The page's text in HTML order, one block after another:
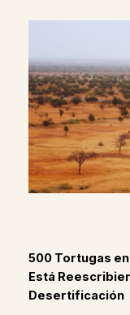
500 Tortugas
Está
Desertificación